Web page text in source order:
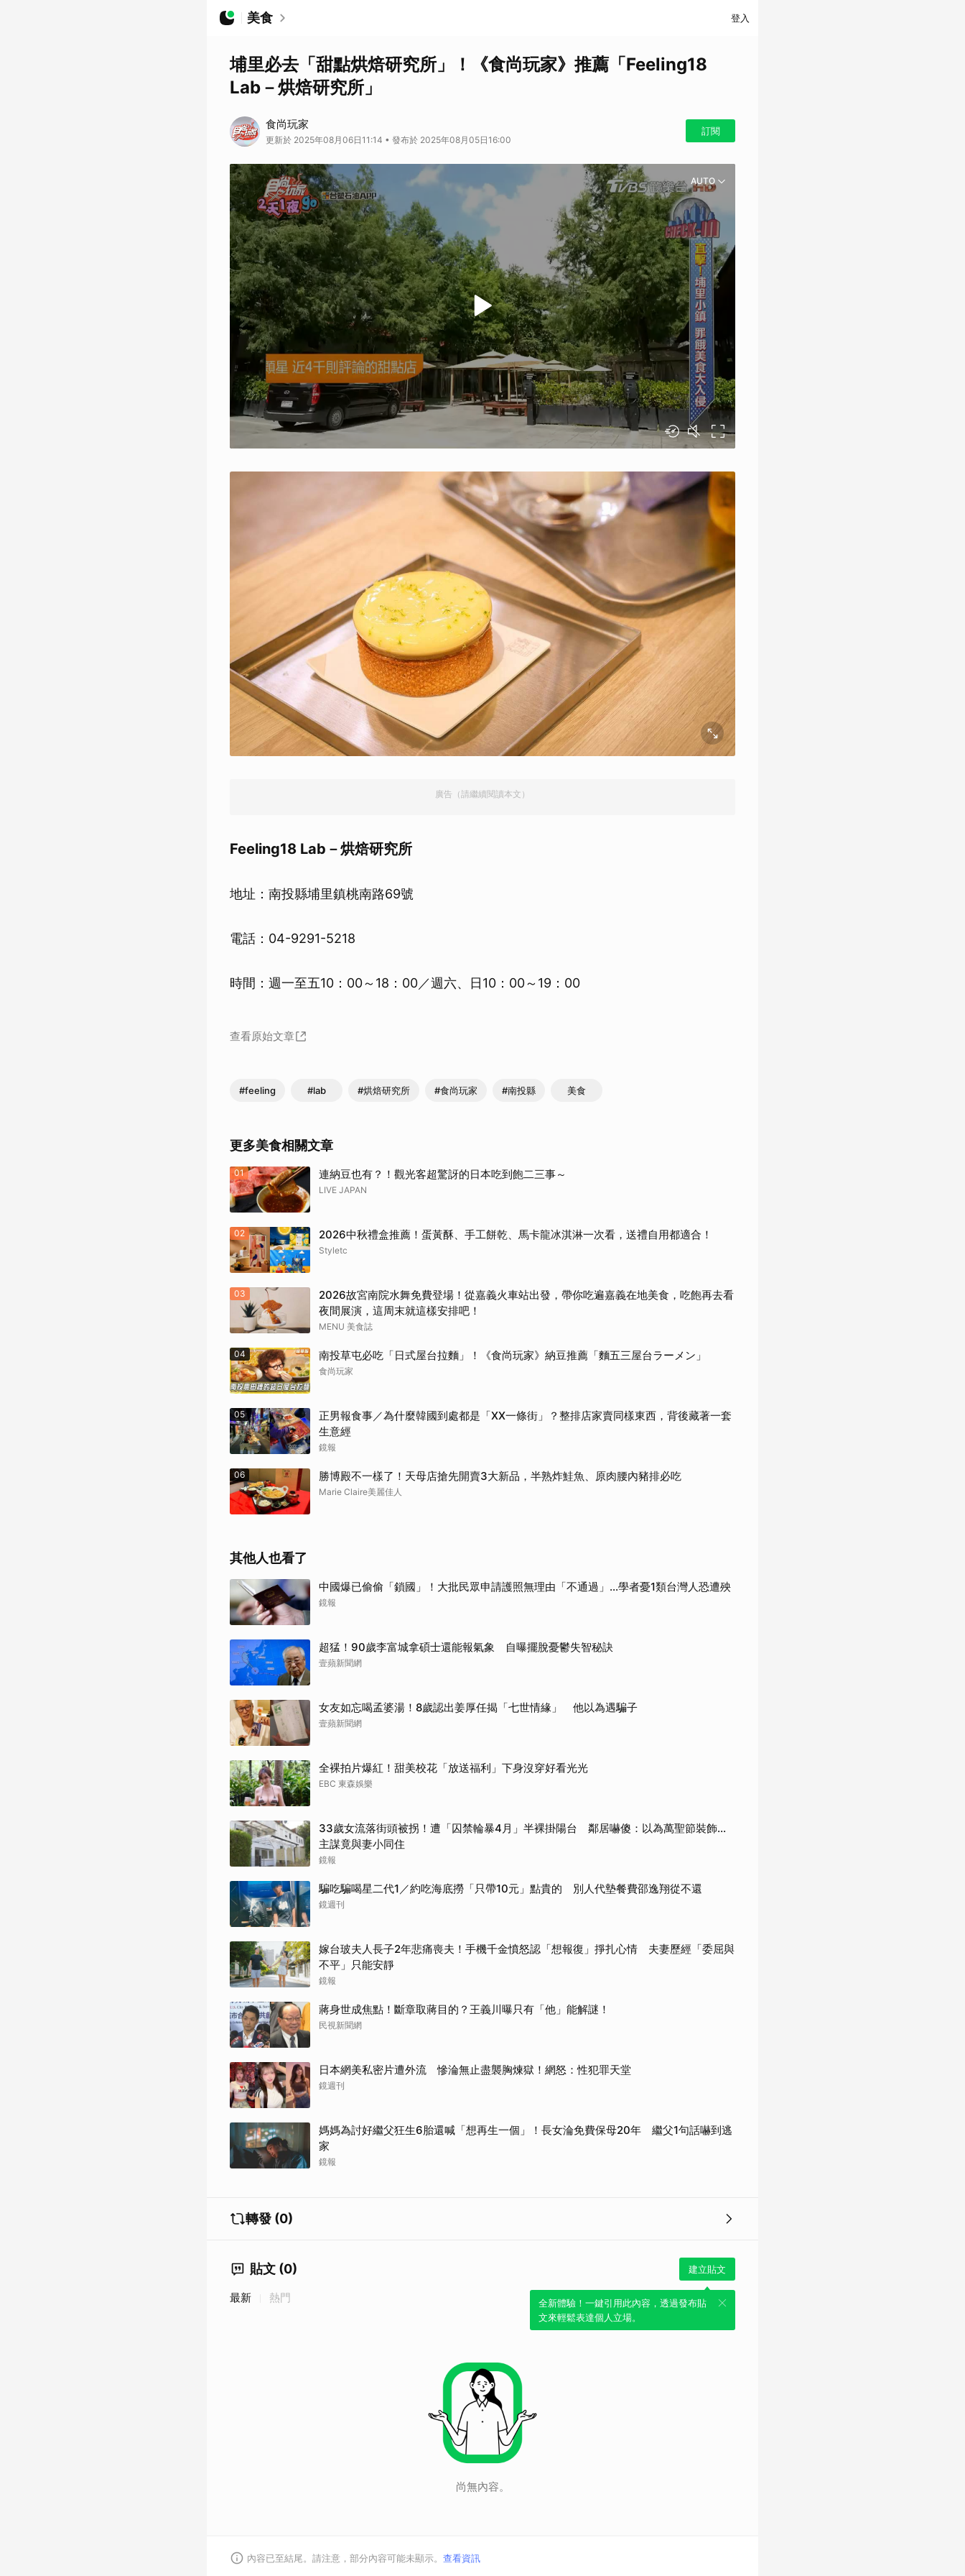
美食 登入
埔里必去「甜點烘焙研究所」！《食尚玩家》推薦「Feeling18
Lab－烘焙研究所」
食尚玩家
更新於 2025年08月06日11:14 • 發布於 2025年08月05日16:00
訂閱
AUTO
廣告（請繼續閱讀本文）
Feeling18 Lab－烘焙研究所
地址：南投縣埔里鎮桃南路69號
電話：04-9291-5218
時間：週一至五10：00～18：00／週六、日10：00～19：00
查看原始文章
#feeling #lab #烘焙研究所 #食尚玩家 #南投縣 美食
更多美食相關文章
01 連納豆也有？！觀光客超驚訝的日本吃到飽二三事～
LIVE JAPAN
02 2026中秋禮盒推薦！蛋黃酥、手工餅乾、馬卡龍冰淇淋一次看，送禮自用都適合！
Styletc
03
2026故宮南院水舞免費登場！從嘉義火車站出發，帶你吃遍嘉義在地美食，吃飽再去看
夜間展演，這周末就這樣安排吧！
MENU 美食誌
04 南投草屯必吃「日式屋台拉麵」！《食尚玩家》納豆推薦「麵五三屋台ラーメン」
食尚玩家
05
正男報食事／為什麼韓國到處都是「XX一條街」？整排店家賣同樣東西，背後藏著一套
生意經
鏡報
06 勝博殿不一樣了！天母店搶先開賣3大新品，半熟炸鮭魚、原肉腰內豬排必吃
Marie Claire美麗佳人
其他人也看了
中國爆已偷偷「鎖國」！大批民眾申請護照無理由「不通過」...學者憂1類台灣人恐遭殃
鏡報
超猛！90歲李富城拿碩士還能報氣象 自曝擺脫憂鬱失智秘訣
壹蘋新聞網
女友如忘喝孟婆湯！8歲認出姜厚任揭「七世情緣」 他以為遇騙子
壹蘋新聞網
全裸拍片爆紅！甜美校花「放送福利」下身沒穿好看光光
EBC 東森娛樂
33歲女流落街頭被拐！遭「囚禁輪暴4月」半裸掛陽台 鄰居嚇傻：以為萬聖節裝飾...
主謀竟與妻小同住
鏡報
騙吃騙喝星二代1／約吃海底撈「只帶10元」點貴的 別人代墊餐費邵逸翔從不還
鏡週刊
嫁台玻夫人長子2年悲痛喪夫！手機千金憤怒認「想報復」掙扎心情 夫妻歷經「委屈與
不平」只能安靜
鏡報
蔣身世成焦點！斷章取蔣目的？王義川曝只有「他」能解謎！
民視新聞網
日本網美私密片遭外流 慘淪無止盡襲胸煉獄！網怒：性犯罪天堂
鏡週刊
媽媽為討好繼父狂生6胎還喊「想再生一個」！長女淪免費保母20年 繼父1句話嚇到逃
家
鏡報
轉發 (0)
貼文 (0) 建立貼文
全新體驗！一鍵引用此內容，透過發布貼
文來輕鬆表達個人立場。
最新 熱門
尚無內容。
內容已至結尾。請注意，部分內容可能未顯示。 查看資訊